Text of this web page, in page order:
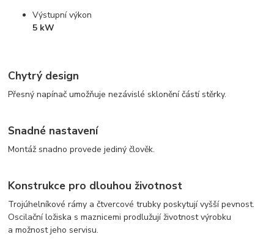
Výstupní výkon
5 kW
Chytrý design
Přesný napínač umožňuje nezávislé sklonění částí stěrky.
Snadné nastavení
Montáž snadno provede jediný člověk.
Konstrukce pro dlouhou životnost
Trojúhelníkové rámy a čtvercové trubky poskytují vyšší pevnost.
Oscilační ložiska s maznicemi prodlužují životnost výrobku
a možnost jeho servisu.